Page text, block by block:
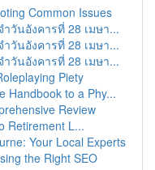
Common Issues
วันอังคารที่ 28 เมษา...
วันอังคารที่ 28 เมษา...
วันอังคารที่ 28 เมษา...
Piety
Handbook to a Phy...
Review
Retirement L...
Your Local Experts
the Right SEO